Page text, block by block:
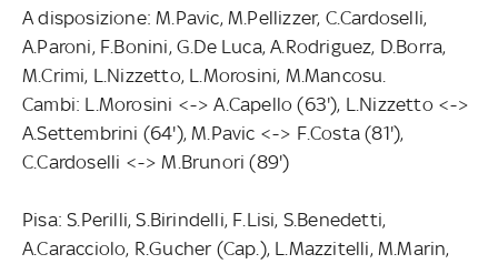
A disposizione: M.Pavic, M.Pellizzer, C.Cardoselli,
A.Paroni, F.Bonini, G.De Luca, A.Rodriguez, D.Borra,
M.Crimi, L.Nizzetto, L.Morosini, M.Mancosu.
Cambi: L.Morosini <-> A.Capello (63'), L.Nizzetto <->
A.Settembrini (64'), M.Pavic <-> F.Costa (81'),
C.Cardoselli <-> M.Brunori (89')
Pisa: S.Perilli, S.Birindelli, F.Lisi, S.Benedetti,
A.Caracciolo, R.Gucher (Cap.), L.Mazzitelli, M.Marin,